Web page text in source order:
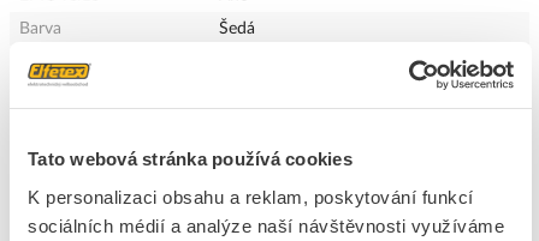
Tato webová stránka používá cookies
K personalizaci obsahu a reklam, poskytování funkcí
sociálních médií a analýze naší návštěvnosti využíváme
Barva
Šedá
Šířka
Hloubka
70 mm
Materiál
Ocel
Stupeň krytí (IP)
IP30